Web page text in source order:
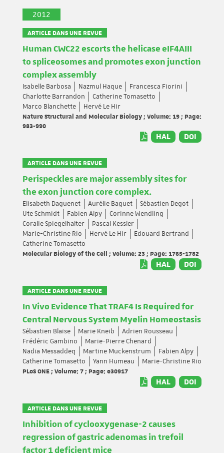
2012
ARTICLE DANS UNE REVUE
Human CWC22 escorts the helicase eIF4AIII
to spliceosomes and promotes exon junction
complex assembly
Isabelle Barbosa Nazmul Haque
Francesca Fiorini
Charlotte Barrandon
Catherine Tomasetto
Marco Blanchette
Hervé Le Hir
Nature Structural and Molecular Biology ; Volume: 19 ; Page:
983-990
HAL DOI
ARTICLE DANS UNE REVUE
Perispeckles are major assembly sites for
the exon junction core complex.
Elisabeth Daguenet Aurélie Baguet
Sébastien Degot
Ute Schmidt
Fabien Alpy
Corinne Wendling
Coralie Spiegelhalter
Pascal Kessler
Marie-Christine Rio
Hervé Le Hir
Edouard Bertrand
Catherine Tomasetto
Molecular Biology of the Cell ; Volume: 23 ; Page: 1765-1782
HAL DOI
ARTICLE DANS UNE REVUE
In Vivo Evidence That TRAF4 Is Required for
Central Nervous System Myelin Homeostasis
Sébastien Blaise Marie Kneib
Adrien Rousseau
Frédéric Gambino
Marie-Pierre Chenard
Nadia Messaddeq
Martine Muckenstrum
Fabien Alpy
Catherine Tomasetto
Yann Humeau
Marie-Christine Rio
PLoS ONE ; Volume: 7 ; Page: e30917
HAL DOI
ARTICLE DANS UNE REVUE
Inhibition of cyclooxygenase-2 causes
regression of gastric adenomas in trefoil
factor 1 deficient mice